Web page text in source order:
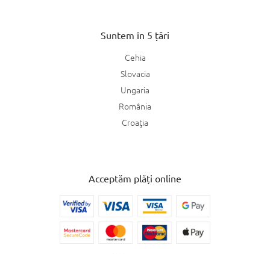
Suntem în 5 țări
Cehia
Slovacia
Ungaria
România
Croaţia
Acceptăm plăți online